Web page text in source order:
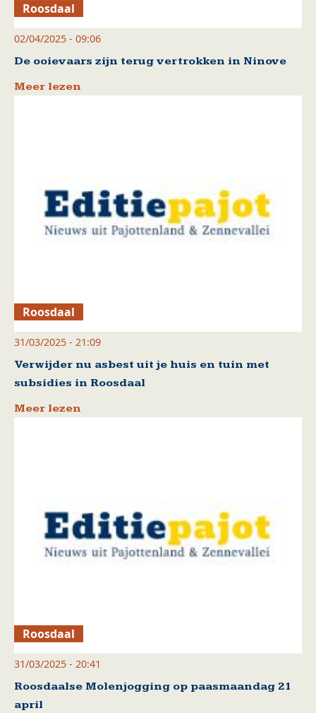
Roosdaal
02/04/2025 - 09:06
De ooievaars zijn terug vertrokken in Ninove
Meer lezen
Roosdaal
31/03/2025 - 21:09
Verwijder nu asbest uit je huis en tuin met
subsidies in Roosdaal
Meer lezen
Roosdaal
31/03/2025 - 20:41
Roosdaalse Molenjogging op paasmaandag 21
april